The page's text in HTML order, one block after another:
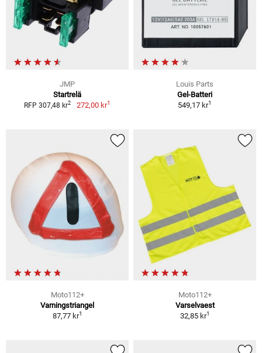
JMP
Startrelä
RFP 307,48 kr2 272,00 kr1
Louis Parts
Gel-Batteri
549,17 kr1
Moto112+
Varningstriangel
87,77 kr1
Moto112+
Varselvaest
32,85 kr1